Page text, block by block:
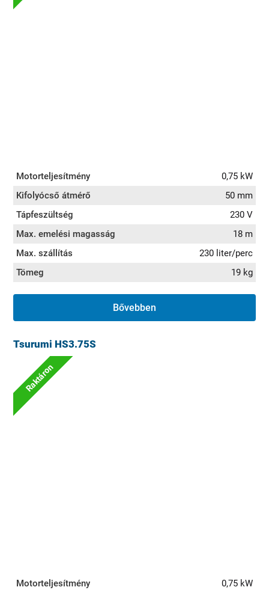
Motorteljesítmény
0,75 kW
Kifolyócső átmérő
50 mm
Tápfeszültség
230 V
Max. emelési magasság
18 m
Max. szállítás
230 liter/perc
Tömeg
19 kg
Bővebben
Tsurumi HS3.75S
Raktáron
Motorteljesítmény 0,75 kW